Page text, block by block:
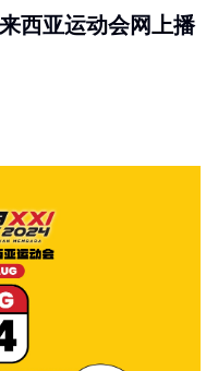
西亚运动会网上播